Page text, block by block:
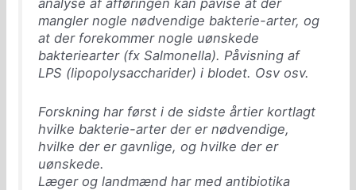
analyse af afføringen kan påvise at der
mangler nogle nødvendige bakterie-arter, og
at der forekommer nogle uønskede
bakteriearter (fx Salmonella). Påvisning af
LPS (lipopolysaccharider) i blodet. Osv osv.
Forskning har først i de sidste årtier kortlagt
hvilke bakterie-arter der er nødvendige,
hvilke der er gavnlige, og hvilke der er
uønskede.
Læger og landmænd har med antibiotika